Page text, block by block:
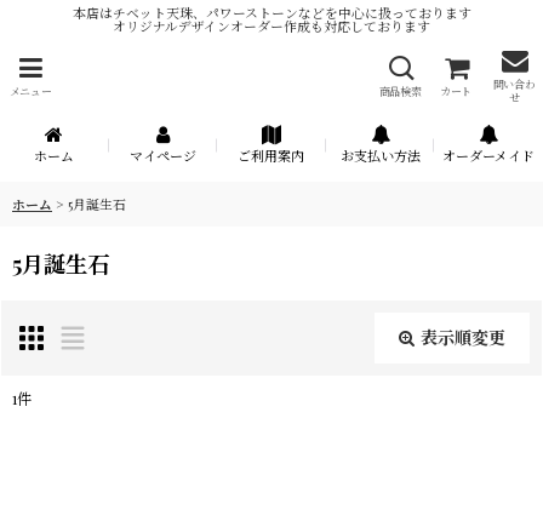
本店はチベット天珠、パワーストーンなどを中心に扱っております
オリジナルデザインオーダー作成も対応しております
メニュー 商品検索 カート
問い合わ
せ
ホーム マイページ ご利用案内 お支払い方法 オーダーメイド
ホーム > 5月誕生石
5月誕生石
表示順変更
1件